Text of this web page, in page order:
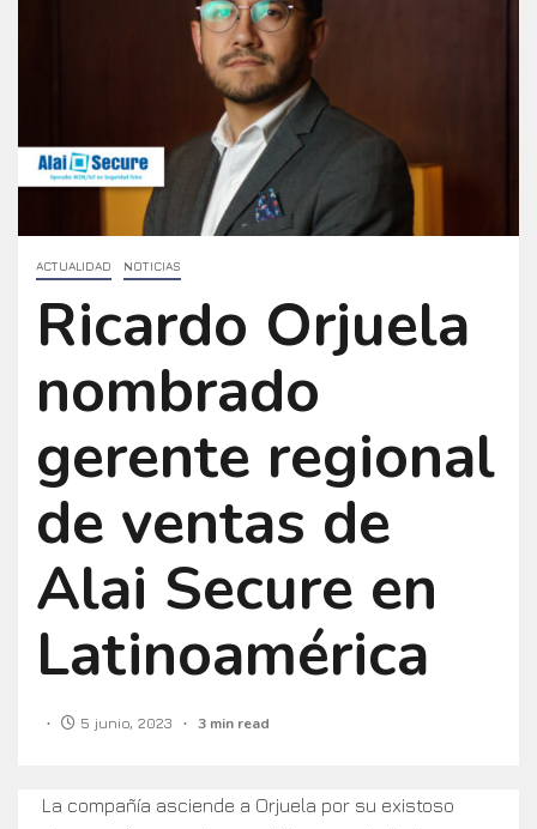
ACTUALIDAD NOTICIAS
Ricardo Orjuela
nombrado
gerente regional
de ventas de
Alai Secure en
Latinoamérica
5 junio, 2023 3 min read
La compañía asciende a Orjuela por su existoso